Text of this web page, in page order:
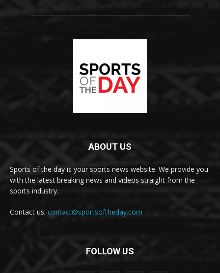
ABOUT US
Sports of the day is your sports news website. We provide you
with the latest breaking news and videos straight from the
sports industry.
Contact us: contact@sportsoftheday.com
FOLLOW US